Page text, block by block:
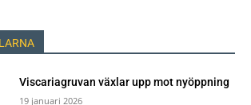
Viscariagruvan växlar upp mot nyöppning
19 januari 2026